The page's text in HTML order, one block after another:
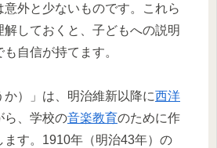
意外と少ないものです。これら
しておくと、子どもへの説明
自信が持てます。
か）」は、明治維新以降に西洋
ら、学校の音楽教育のために作
ます。1910年（明治43年）の